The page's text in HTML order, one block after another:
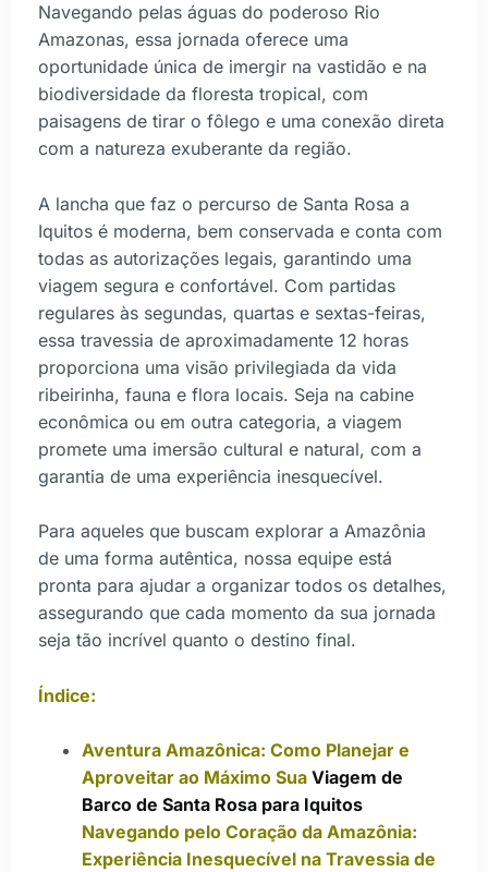
Navegando pelas águas do poderoso Rio
Amazonas, essa jornada oferece uma
oportunidade única de imergir na vastidão e na
biodiversidade da floresta tropical, com
paisagens de tirar o fôlego e uma conexão direta
com a natureza exuberante da região.
A lancha que faz o percurso de Santa Rosa a
Iquitos é moderna, bem conservada e conta com
todas as autorizações legais, garantindo uma
viagem segura e confortável. Com partidas
regulares às segundas, quartas e sextas-feiras,
essa travessia de aproximadamente 12 horas
proporciona uma visão privilegiada da vida
ribeirinha, fauna e flora locais. Seja na cabine
econômica ou em outra categoria, a viagem
promete uma imersão cultural e natural, com a
garantia de uma experiência inesquecível.
Para aqueles que buscam explorar a Amazônia
de uma forma autêntica, nossa equipe está
pronta para ajudar a organizar todos os detalhes,
assegurando que cada momento da sua jornada
seja tão incrível quanto o destino final.
Índice:
Aventura Amazônica: Como Planejar e
Aproveitar ao Máximo Sua Viagem de
Barco de Santa Rosa para Iquitos
Navegando pelo Coração da Amazônia:
Experiência Inesquecível na Travessia de